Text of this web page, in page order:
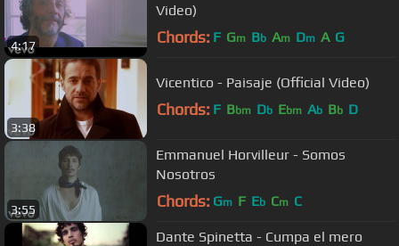
4:17
Video)
Chords: F Gm Bb Am Dm A G
3:38
Vicentico - Paisaje (Official Video)
Chords: F Bbm Db Ebm Ab Bb D
3:55
Emmanuel Horvilleur - Somos
Nosotros
Chords: Gm F Eb Cm C
Dante Spinetta - Cumpa el mero